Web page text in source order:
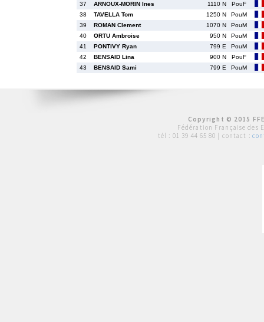
37
ARNOUX-MORIN Ines 1110 N
PouF
38
TAVELLA Tom 1250 N
PouM
39
ROMAN Clement 1070 N
PouM
40
ORTU Ambroise 950 N
PouM
41
PONTIVY Ryan 799 E
PouM
42
BENSAID Lina 900 N
PouF
43
BENSAID Sami 799 E PouM
Copyright © 2015
Fédération Française des
tél : 01 39 44 65 80 | contact :